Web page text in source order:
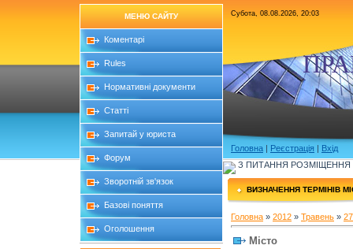
МЕНЮ САЙТУ
Коментарі
Rules
Нормативні документи
Статті
Запитай у юриста
Форум
Зворотній зв'язок
Базові поняття
Оголошення
Субота, 08.08.2026, 20:03
Головна | Реєстрація | Вхід
З ПИТАННЯ РОЗМІЩЕННЯ
ВИЗНАЧЕННЯ ТЕРМІНІВ
Головна » 2012 » Травень » 27
Місто